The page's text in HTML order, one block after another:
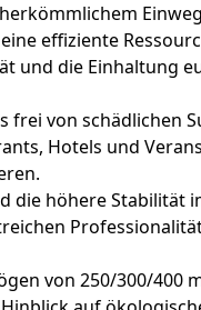
effiziente
die Einhaltung
von
Hotels und
höhere
von 250/300/